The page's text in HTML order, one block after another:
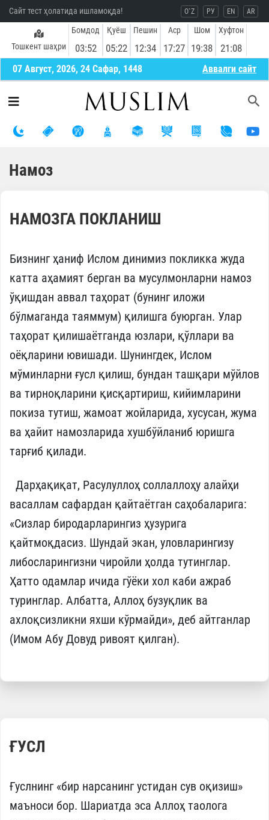
Сайт тест ҳолатида ишламоқда! O`Z РУ EN AR
Тошкент шаҳри
Бомдод
03:52
Қуёш
05:22
Пешин
12:34
Аср
17:27
Шом
19:38
Хуфтон
21:08
07 Август, 2026, 24 Сафар, 1448 Aввалги сайт
Намоз
НАМОЗГА ПОКЛАНИШ
Бизнинг ҳаниф Ислом динимиз покликка жуда
катта аҳамият берган ва мусулмонларни намоз
ўқишдан аввал таҳорат (бунинг иложи
бўлмаганда таяммум) қилишга буюрган. Улар
таҳорат қилишаётганда юзлари, қўллари ва
оёқларини ювишади. Шунингдек, Ислом
мўминларни ғусл қилиш, бундан ташқари мўйлов
ва тирноқларини қисқартириш, кийимларини
покиза тутиш, жамоат жойларида, хусусан, жума
ва ҳайит намозларида хушбўйланиб юришга
тарғиб қилади.
Дарҳақиқат, Расулуллоҳ соллаллоҳу алайҳи
васаллам сафардан қайтаётган саҳобаларига:
«Сизлар биродарларингиз ҳузурига
қайтмоқдасиз. Шундай экан, уловларингизу
либосларингизни чиройли ҳолда тутинглар.
Ҳатто одамлар ичида гўёки хол каби ажраб
туринглар. Албатта, Аллоҳ бузуқлик ва
ахлоқсизликни яхши кўрмайди», деб айтганлар
(Имом Абу Довуд ривоят қилган).
ҒУСЛ
Ғуслнинг «бир нарсанинг устидан сув оқизиш»
маъноси бор. Шариатда эса Аллоҳ таолога